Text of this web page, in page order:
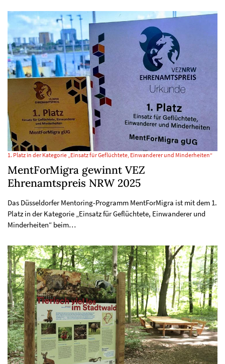
1. Platz in der Kategorie „Einsatz für Geflüchtete, Einwanderer und Minderheiten“
MentForMigra gewinnt VEZ
Ehrenamtspreis NRW 2025
Das Düsseldorfer Mentoring-Programm MentForMigra ist mit dem 1.
Platz in der Kategorie „Einsatz für Geflüchtete, Einwanderer und
Minderheiten“ beim…